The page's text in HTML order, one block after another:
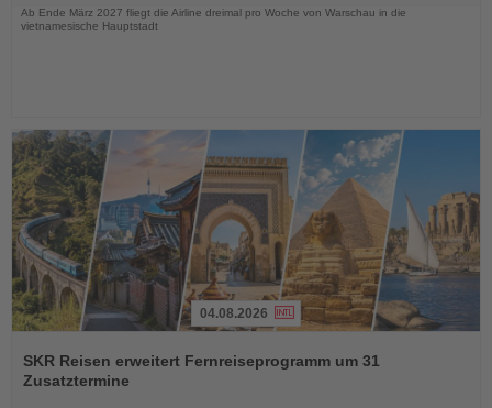
Ab Ende März 2027 fliegt die Airline dreimal pro Woche von Warschau in die
vietnamesische Hauptstadt
Sie
die
04.08.2026
SKR Reisen erweitert Fernreiseprogramm um 31
Zusatztermine